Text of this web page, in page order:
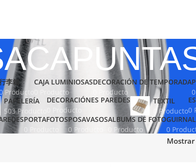
李箱
Producto
CAJA LUMINIOSAS
0 Producto
DECORACIÓN DE TEMPORADA
0 Producto
PAPELERÍA
503 Producto
DECORACIÓNES PAREDES
0 Producto
TEXTIL
0 Producto0
PORTAFOTOS
0 Producto
POSAVASOS
0 Producto
ALBUMS DE FOTO
0 Producto
0
Mostrar